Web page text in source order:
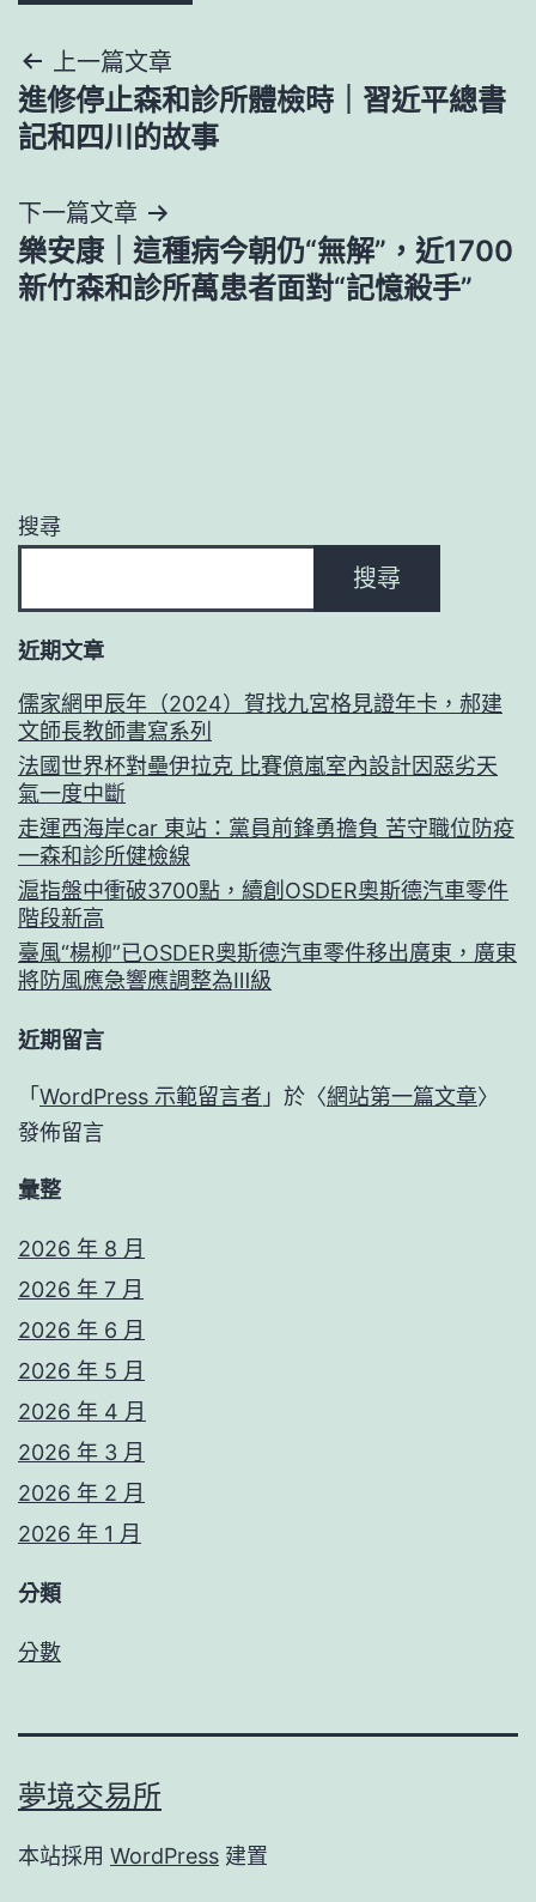
文
章
覽
上一篇文章
進修停止森和診所體檢時｜習近平總書
記和四川的故事
下一篇文章
樂安康｜這種病今朝仍“無解”，近1700
新竹森和診所萬患者面對“記憶殺手”
搜尋
搜尋
近期文章
儒家網甲辰年（2024）賀找九宮格見證年卡，郝建
文師長教師書寫系列
法國世界杯對壘伊拉克 比賽億嵐室內設計因惡劣天
氣一度中斷
走運西海岸car 東站：黨員前鋒勇擔負 苦守職位防疫
一森和診所健檢線
滬指盤中衝破3700點，續創OSDER奧斯德汽車零件
階段新高
臺風“楊柳”已OSDER奧斯德汽車零件移出廣東，廣東
將防風應急響應調整為Ⅲ級
近期留言
「 WordPress 示範留言者 」於〈網站第一篇文章〉
發佈留言
彙整
2026 年 8 月
2026 年 7 月
2026 年 6 月
2026 年 5 月
2026 年 4 月
2026 年 3 月
2026 年 2 月
2026 年 1 月
分類
分數
夢境交易所
本站採用 WordPress 建置